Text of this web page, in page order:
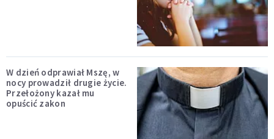
W dzień odprawiał Mszę, w
nocy prowadził drugie życie.
Przełożony kazał mu
opuścić zakon